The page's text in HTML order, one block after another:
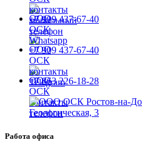
+7 909 437-67-40
+7 909 437-67-40
+7 863 226-18-28
Геологическая, 3
Работа офиса